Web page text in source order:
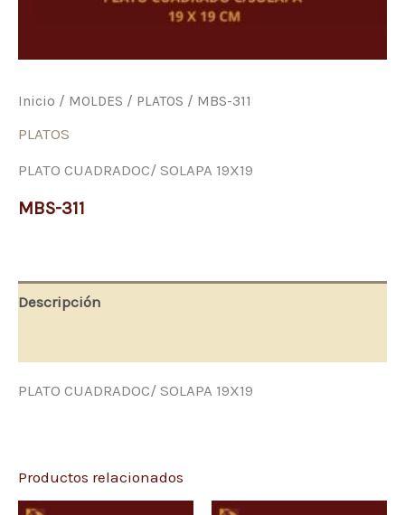
Inicio / MOLDES / PLATOS / MBS-311
PLATOS
PLATO CUADRADOC/ SOLAPA 19X19
MBS-311
Descripción
PLATO CUADRADOC/ SOLAPA 19X19
Productos relacionados